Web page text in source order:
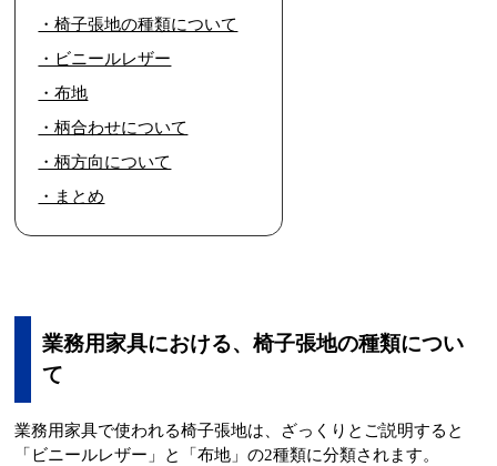
・椅子張地の種類について
・ビニールレザー
・布地
・柄合わせについて
・柄方向について
・まとめ
業務用家具における、椅子張地の種類につい
て
業務用家具で使われる椅子張地は、ざっくりとご説明すると
「ビニールレザー」と「布地」の2種類に分類されます。